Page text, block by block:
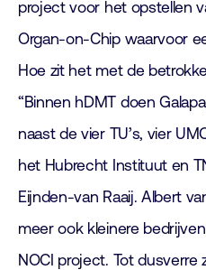
project voor het opstellen
Organ-on-Chip waarvoor
Hoe zit het met de
“Binnen hDMT doen
naast de vier TU’s, vier
het Hubrecht Instituut en
Eijnden-van Raaij. Albert
meer ook kleinere
NOCI project. Tot dusverre